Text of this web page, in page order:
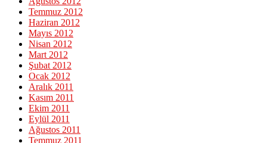
Temmuz 2012
Haziran 2012
Mayıs 2012
Nisan 2012
Mart 2012
Şubat 2012
Ocak 2012
Aralık 2011
Kasım 2011
Ekim 2011
Eylül 2011
Ağustos 2011
Temmuz 2011